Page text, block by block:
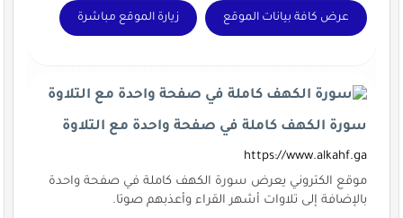
عرض كافة بيانات الموقع زيارة الموقع مباشرة
سورة الكهف كاملة في صفحة واحدة مع التلاوة
https://www.alkahf.ga
موقع الكتروني يعرض سورة الكهف كاملة في صفحة واحدة
بالإضافة إلى تلاوات أشهر القراء وأعذبهم صوتا.